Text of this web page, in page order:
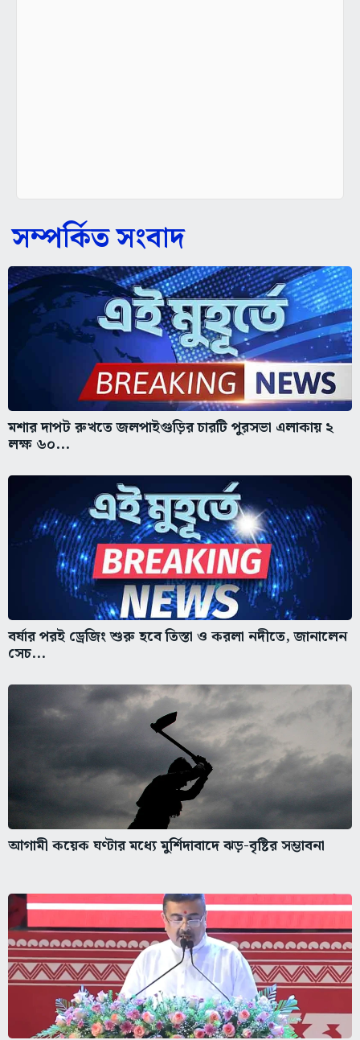
সম্পর্কিত সংবাদ
মশার দাপট রুখতে জলপাইগুড়ির চারটি পুরসভা এলাকায় ২
লক্ষ ৬০...
বর্ষার পরই ড্রেজিং শুরু হবে তিস্তা ও করলা নদীতে, জানালেন
সেচ...
আগামী কয়েক ঘণ্টার মধ্যে মুর্শিদাবাদে ঝড়-বৃষ্টির সম্ভাবনা